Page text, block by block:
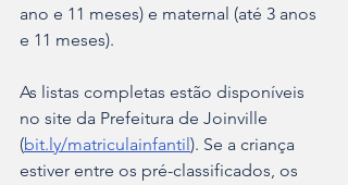
ano e 11 meses) e maternal (até 3 anos
e 11 meses).
As listas completas estão disponíveis
no site da Prefeitura de Joinville
(bit.ly/matriculainfantil ). Se a criança
estiver entre os pré-classificados, os